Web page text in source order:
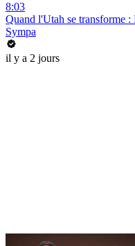
8:03
Quand l'Utah se transforme :
Sympa
il y a 2 jours